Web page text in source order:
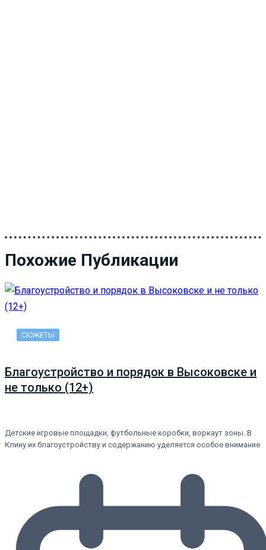
Похожие Публикации
СЮЖЕТЫ
Благоустройство и порядок в Высоковске и
не только (12+)
Детские игровые площадки, футбольные коробки, воркаут зоны. В
Клину их благоустройству и содержанию уделяется особое внимание